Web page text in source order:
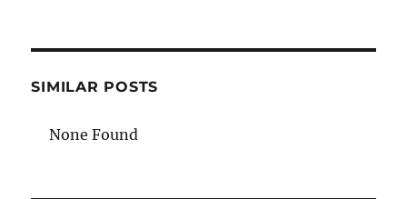
SIMILAR POSTS
None Found